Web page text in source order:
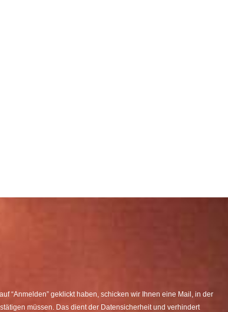
“Anmelden” geklickt haben, schicken wir Ihnen eine Mail, in der
müssen. Das dient der Datensicherheit und verhindert